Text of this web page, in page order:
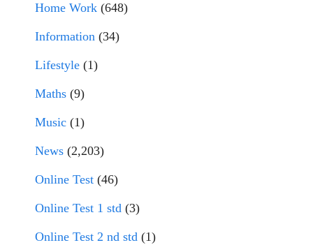
Home Work (648)
Information (34)
Lifestyle (1)
Maths (9)
Music (1)
News (2,203)
Online Test (46)
Online Test 1 std (3)
Online Test 2 nd std (1)